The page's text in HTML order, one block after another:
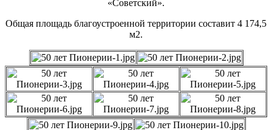
«Советский».
Общая площадь благоустроенной территории составит 4 174,5
м2.